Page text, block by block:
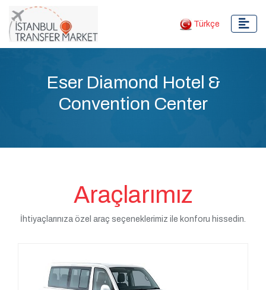
Türkçe
Eser Diamond Hotel &
Convention Center
Araçlarımız
İhtiyaçlarınıza özel araç seçeneklerimiz ile konforu hissedin.